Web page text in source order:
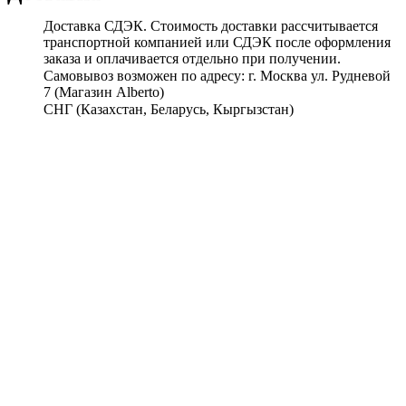
Доставка СДЭК. Стоимость доставки рассчитывается
транспортной компанией или СДЭК после оформления
заказа и оплачивается отдельно при получении.
Самовывоз возможен по адресу: г. Москва ул. Рудневой
7 (Магазин Alberto)
СНГ (Казахстан, Беларусь, Кыргызстан)